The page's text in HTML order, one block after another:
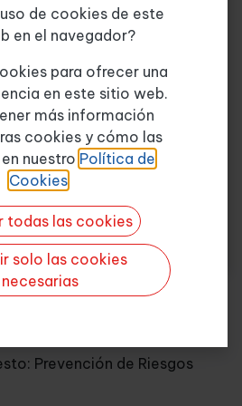
PEMP
EL ALUMNO TENDRA LOS
BASICAS PARA
ELEVADORAS, ASÍ
Y REVISIÓN DE
Prevención de Riesgos
de cookies de este
en el navegador?
para ofrecer una
en este sitio web.
más información
cookies y cómo las
nuestro Política de
Cookies.
todas las cookies
solo las cookies
necesarias